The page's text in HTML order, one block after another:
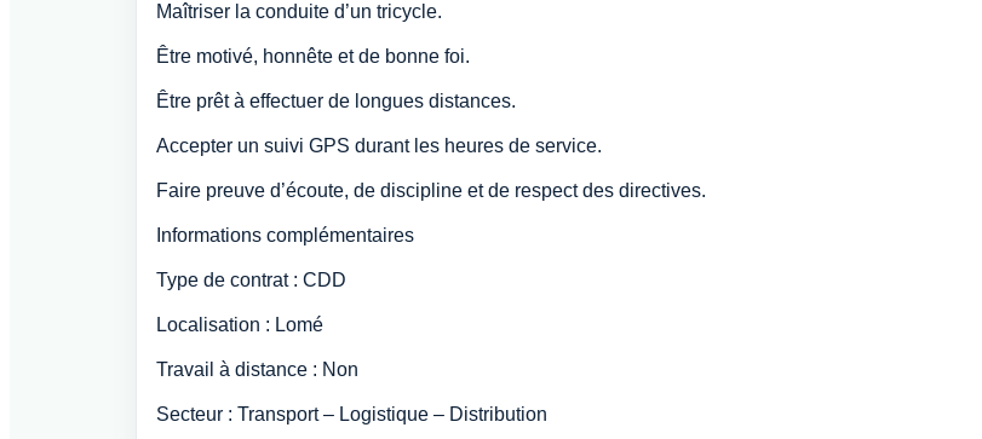
Maîtriser la conduite d’un tricycle.
Être motivé, honnête et de bonne foi.
Être prêt à effectuer de longues distances.
Accepter un suivi GPS durant les heures de service.
Faire preuve d’écoute, de discipline et de respect des directives.
Informations complémentaires
Type de contrat : CDD
Localisation : Lomé
Travail à distance : Non
Secteur : Transport – Logistique – Distribution